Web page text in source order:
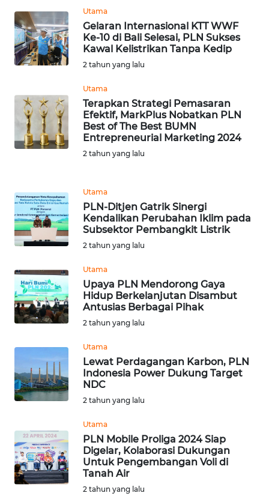
Utama
Gelaran Internasional KTT WWF
Ke-10 di Bali Selesai, PLN Sukses
Kawal Kelistrikan Tanpa Kedip
2 tahun yang lalu
Utama
Terapkan Strategi Pemasaran
Efektif, MarkPlus Nobatkan PLN
Best of The Best BUMN
Entrepreneurial Marketing 2024
2 tahun yang lalu
Utama
PLN-Ditjen Gatrik Sinergi
Kendalikan Perubahan Iklim pada
Subsektor Pembangkit Listrik
2 tahun yang lalu
Utama
Upaya PLN Mendorong Gaya
Hidup Berkelanjutan Disambut
Antusias Berbagai Pihak
2 tahun yang lalu
Utama
Lewat Perdagangan Karbon, PLN
Indonesia Power Dukung Target
NDC
2 tahun yang lalu
Utama
PLN Mobile Proliga 2024 Siap
Digelar, Kolaborasi Dukungan
Untuk Pengembangan Voli di
Tanah Air
2 tahun yang lalu
WN
PRIANGAN
TIMUR
WN
SOLO
WN
MADURA
SURABAYA
WN
NATUNA
BINTAN
WN
MANDALIKA
WN
LIKUPANG
WN